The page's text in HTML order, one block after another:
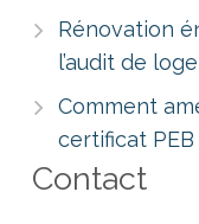
Rénovation
l’audit de
Comment
certificat
Contact